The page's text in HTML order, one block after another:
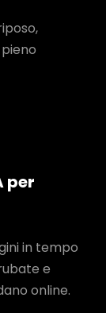
per
in tempo
e
online.